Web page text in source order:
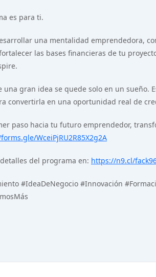
es para ti.
una mentalidad emprendedora,
las bases financieras de tu
una gran idea se quede solo en un sueño.
convertirla en una oportunidad real de
paso hacia tu futuro emprendedor,
WceiPjRU2R85X2g2A
del programa en: https://n9.cl/
#IdeaDeNegocio #Innovación